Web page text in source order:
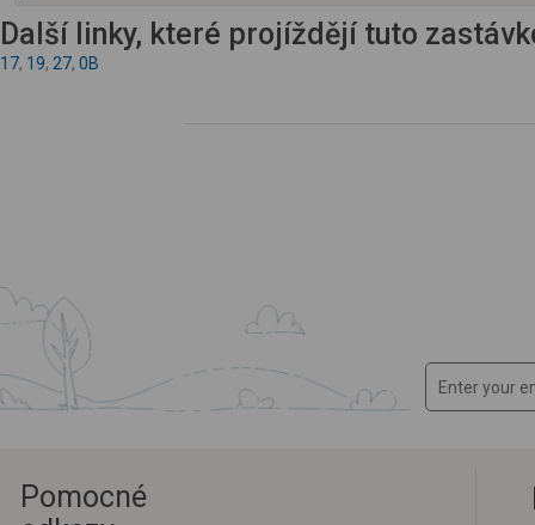
Další linky, které projíždějí tuto
17, 19, 27, 0B
Pomocné